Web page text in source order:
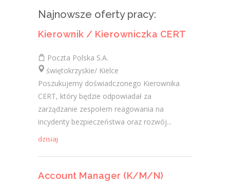
Najnowsze oferty pracy:
Kierownik / Kierowniczka CERT
Poczta Polska S.A.
świętokrzyskie/ Kielce
Poszukujemy doświadczonego Kierownika
CERT, który będzie odpowiadał za
zarządzanie zespołem reagowania na
incydenty bezpieczeństwa oraz rozwój...
dzisiaj
Account Manager (K/M/N)